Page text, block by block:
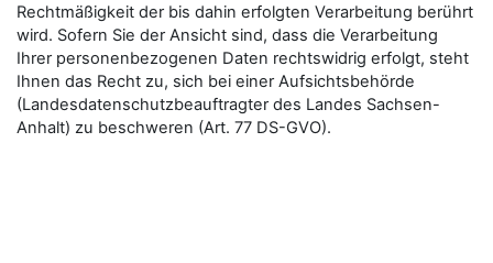
Rechtmäßigkeit der bis dahin erfolgten Verarbeitung berührt
wird. Sofern Sie der Ansicht sind, dass die Verarbeitung
Ihrer personenbezogenen Daten rechtswidrig erfolgt, steht
Ihnen das Recht zu, sich bei einer Aufsichtsbehörde
(Landesdatenschutzbeauftragter des Landes Sachsen-
Anhalt) zu beschweren (Art. 77 DS-GVO).